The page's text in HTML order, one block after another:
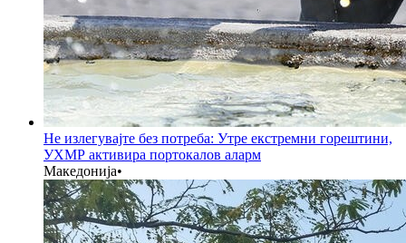
Не излегувајте без потреба: Утре екстремни горештини,
УХМР активира портокалов аларм
Македонија•